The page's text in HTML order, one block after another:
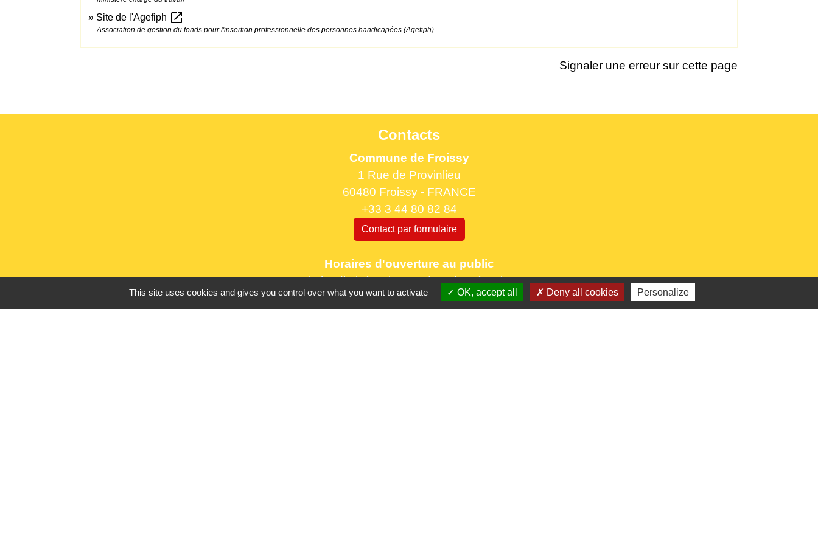
Site de l'Agefiph open_in_new
Association de gestion du fonds pour l'insertion professionnelle des personnes handicapées (Agefiph)
Signaler une erreur sur cette page
Contacts
Commune de Froissy
1 Rue de Provinlieu
60480 Froissy - FRANCE
+33 3 44 80 82 84
Contact par formulaire
Horaires d'ouverture au public
le lundi 9h à 12h30 et de 13h30 à 17h.
le mercredi 9h à 12h30
This site uses cookies and gives you control over what you want to activate OK, accept all Deny all cookies Personalize